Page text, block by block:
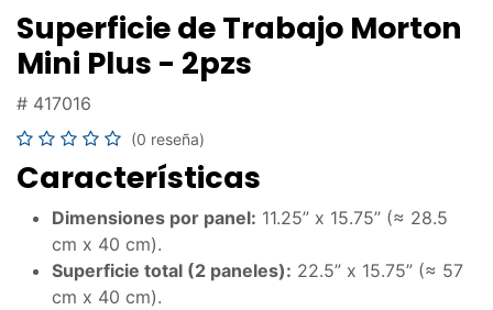
Superficie de Trabajo Morton
Mini Plus - 2pzs
# 417016
(0 reseña)
Características
Dimensiones por panel: 11.25” x 15.75” (≈ 28.5
cm x 40 cm).
Superficie total (2 paneles): 22.5” x 15.75” (≈ 57
cm x 40 cm).